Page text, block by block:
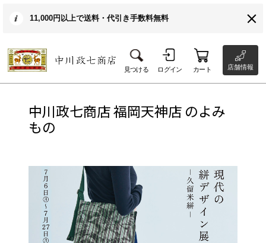
11,000円以上で送料・代引き手数料無料
見つける ログイン カート 店舗情報
中川政七商店 福岡天神店 のよみ
もの